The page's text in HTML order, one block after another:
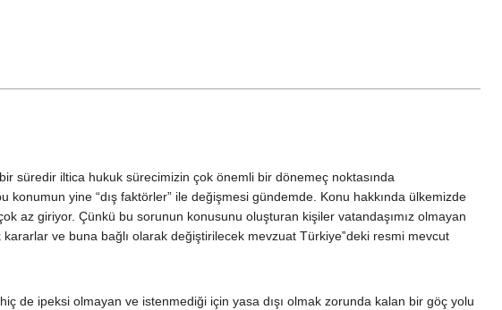
süredir iltica hukuk sürecimizin çok önemli bir dönemeç noktasında
yine “dış faktörler” ile değişmesi gündemde. Konu hakkında ülkemizde
az giriyor. Çünkü bu sorunun konusunu oluşturan kişiler vatandaşımız olmayan
kararlar ve buna bağlı olarak değiştirilecek mevzuat Türkiye‟deki resmi mevcut
de ipeksi olmayan ve istenmediği için yasa dışı olmak zorunda kalan bir göç yolu